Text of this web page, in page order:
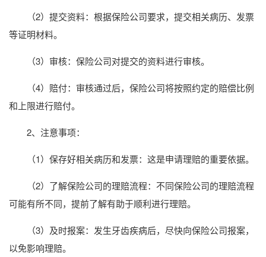
（2）提交资料：根据保险公司要求，提交相关病历、发票
等证明材料。
（3）审核：保险公司对提交的资料进行审核。
（4）赔付：审核通过后，保险公司将按照约定的赔偿比例
和上限进行赔付。
2、注意事项：
（1）保存好相关病历和发票：这是申请理赔的重要依据。
（2）了解保险公司的理赔流程：不同保险公司的理赔流程
可能有所不同，提前了解有助于顺利进行理赔。
（3）及时报案：发生牙齿疾病后，尽快向保险公司报案，
以免影响理赔。